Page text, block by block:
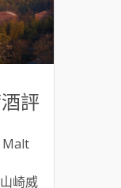
評
Malt
崎威